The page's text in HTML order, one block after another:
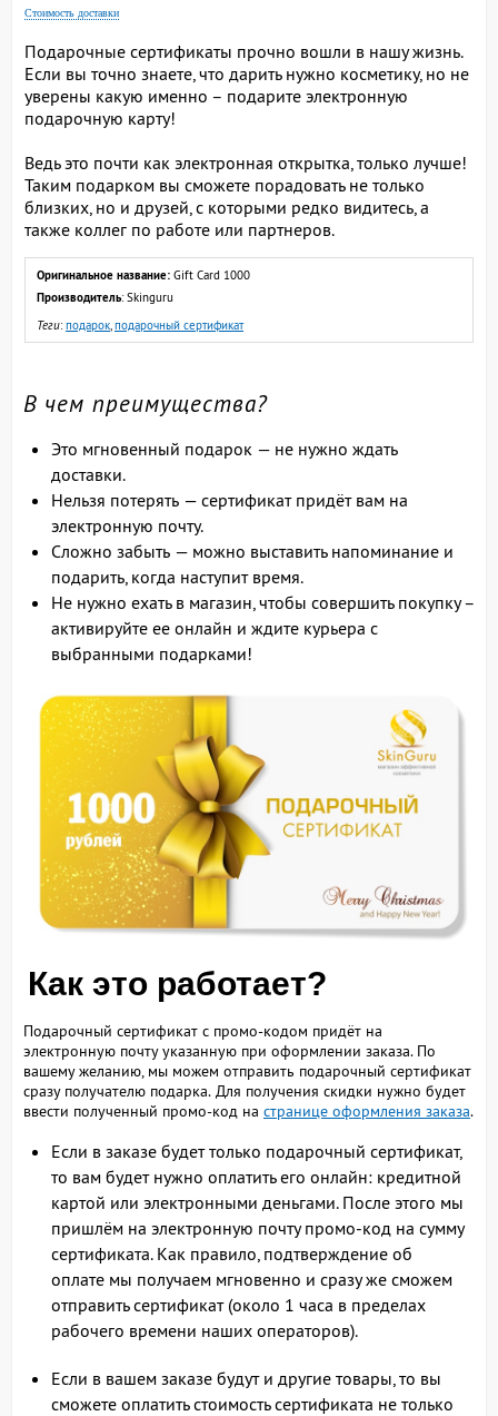
Стоимость доставки
Подарочные сертификаты прочно вошли в нашу жизнь.
Если вы точно знаете, что дарить нужно косметику, но не
уверены какую именно – подарите электронную
подарочную карту!
Ведь это почти как электронная открытка, только лучше!
Таким подарком вы сможете порадовать не только
близких, но и друзей, с которыми редко видитесь, а
также коллег по работе или партнеров.
Оригинальное название: Gift Card 1000
Производитель: Skinguru
Теги:подарок,подарочный сертификат
В чем преимущества?
Это мгновенный подарок — не нужно ждать
доставки.
Нельзя потерять — сертификат придёт вам на
электронную почту.
Сложно забыть — можно выставить напоминание и
подарить, когда наступит время.
Не нужно ехать в магазин, чтобы совершить покупку –
активируйте ее онлайн и ждите курьера с
выбранными подарками!
Как это работает?
Подарочный сертификат с промо-кодом придёт на
электронную почту указанную при оформлении заказа. По
вашему желанию, мы можем отправить подарочный сертификат
сразу получателю подарка. Для получения скидки нужно будет
ввести полученный промо-код на странице оформления заказа.
Если в заказе будет только подарочный сертификат,
то вам будет нужно оплатить его онлайн: кредитной
картой или электронными деньгами. После этого мы
пришлём на электронную почту промо-код на сумму
сертификата. Как правило, подтверждение об
оплате мы получаем мгновенно и сразу же сможем
отправить сертификат (около 1 часа в пределах
рабочего времени наших операторов).
Если в вашем заказе будут и другие товары, то вы
сможете оплатить стоимость сертификата не только